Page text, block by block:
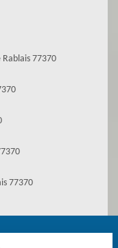
77370
77370